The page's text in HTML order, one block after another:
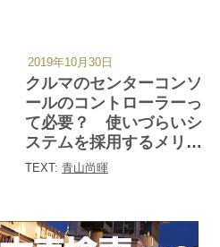
クルマのセンターコンソ
ールのコントローラーっ
て必要？ 使いづらいシ
ステムを採用するメリッ
トはあるのか
TEXT: 青山尚暉
2019年10月30日